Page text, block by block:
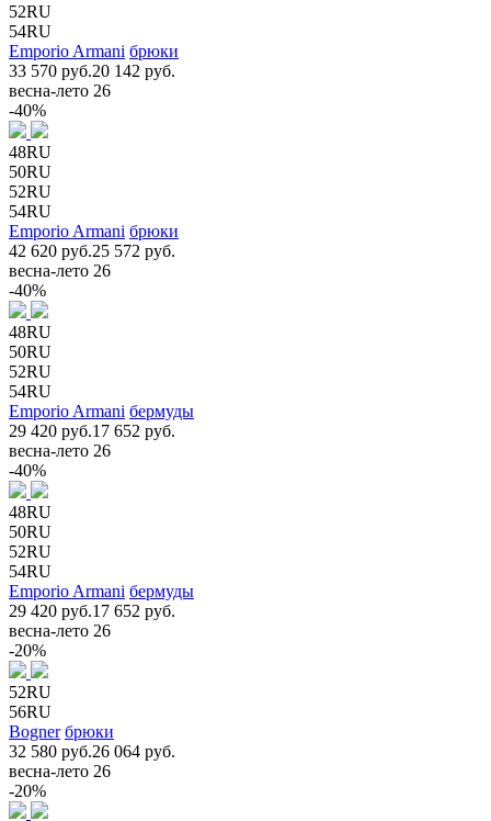
52RU
54RU
Emporio Armani брюки
33 570 руб.20 142 руб.
весна-лето 26
-40%
48RU
50RU
52RU
54RU
Emporio Armani брюки
42 620 руб.25 572 руб.
весна-лето 26
-40%
48RU
50RU
52RU
54RU
Emporio Armani бермуды
29 420 руб.17 652 руб.
весна-лето 26
-40%
48RU
50RU
52RU
54RU
Emporio Armani бермуды
29 420 руб.17 652 руб.
весна-лето 26
-20%
52RU
56RU
Bogner брюки
32 580 руб.26 064 руб.
весна-лето 26
-20%